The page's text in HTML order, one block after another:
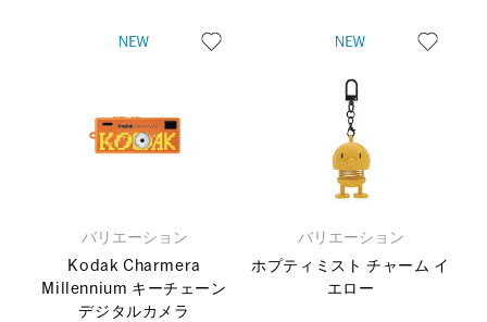
バリエーション
Kodak Charmera
Millennium キーチェーン
デジタルカメラ
バリエーション
ホプティミスト チャーム イ
エロー